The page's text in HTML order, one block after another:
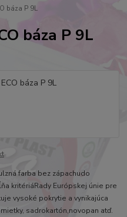
báza P 9L
báza P 9L
farba bez zápachudo
kritériáRady Európskej únie pre
vysoké pokrytie a vynikajúca
sadrokartón,novopan atď.